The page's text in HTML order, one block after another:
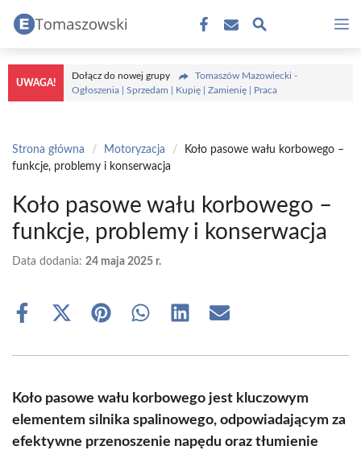
treści
UWAGA!
Dołącz do nowej grupy
Tomaszów Mazowiecki -
Ogłoszenia | Sprzedam | Kupię | Zamienię | Praca
Strona główna / Motoryzacja /
Koło pasowe wału korbowego –
funkcje, problemy i konserwacja
Koło pasowe wału korbowego –
funkcje, problemy i konserwacja
Data dodania: 24 maja 2025 r.
Share
Share
(Twitter)
Share Share Share Share
Koło pasowe wału korbowego jest kluczowym
elementem silnika spalinowego, odpowiadającym za
efektywne przenoszenie napędu oraz tłumienie